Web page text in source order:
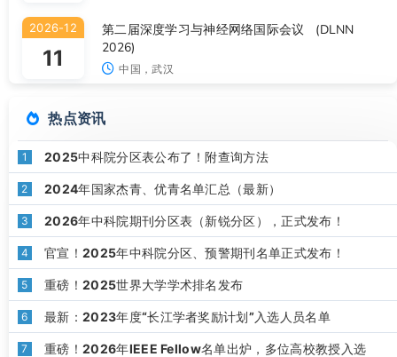
2026-12
11
第二届深度学习与神经网络国际会议 (DLNN
2026)
中国，武汉
热点资讯
1 2025中科院分区表公布了！附查询方法
2 2024年国家杰青、优青名单汇总（最新）
3 2026年中科院期刊分区表（新锐分区），正式发布！
4 官宣！2025年中科院分区、预警期刊名单正式发布！
5 重磅！2025世界大学学术排名发布
6 最新：2023年度“长江学者奖励计划”入选人员名单
7 重磅！2026年IEEE Fellow名单出炉，多位高校教授入选